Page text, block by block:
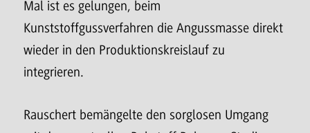
Mal ist es gelungen, beim
Kunststoffgussverfahren die Angussmasse direkt
wieder in den Produktionskreislauf zu
integrieren.
Rauschert bemängelte den sorglosen Umgang